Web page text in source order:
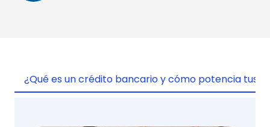
¿Qué es un crédito bancario y cómo potencia tus